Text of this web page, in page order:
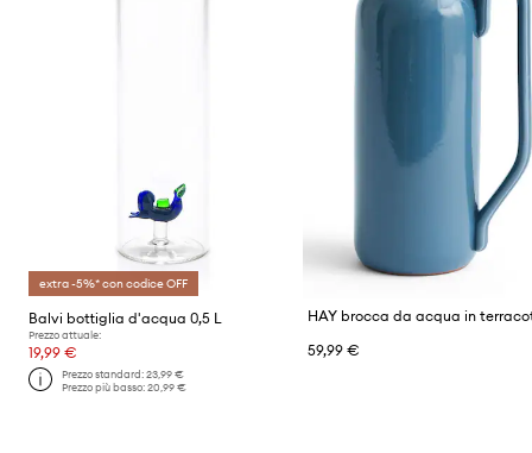
extra -5%* con codice OFF
Balvi bottiglia d'acqua 0,5 L
Prezzo attuale:
19,99 €
Prezzo standard:23,99 €
Prezzo più basso:20,99 €
59,99 €